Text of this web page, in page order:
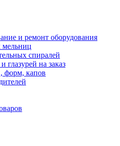
и ремонт оборудования
мельниц
спиралей
глазурей на заказ
форм, капов